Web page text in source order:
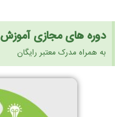
دوره های مجازی آموزش
به همراه مدرک معتبر رایگان